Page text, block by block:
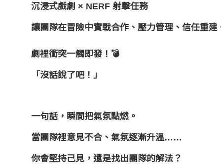
沉浸式戲劇 × NERF 射擊任務
讓團隊在冒險中實戰合作、壓力管理、信任重建
劇裡衝突一觸即發！💣
「沒話說了吧！」
一句話，瞬間把氣氛點燃。
當團隊裡意見不合、氣氛逐漸升溫……
你會堅持己見，還是找出團隊的解法？